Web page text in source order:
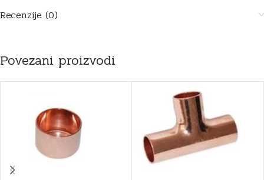
Recenzije (0)
Povezani proizvodi